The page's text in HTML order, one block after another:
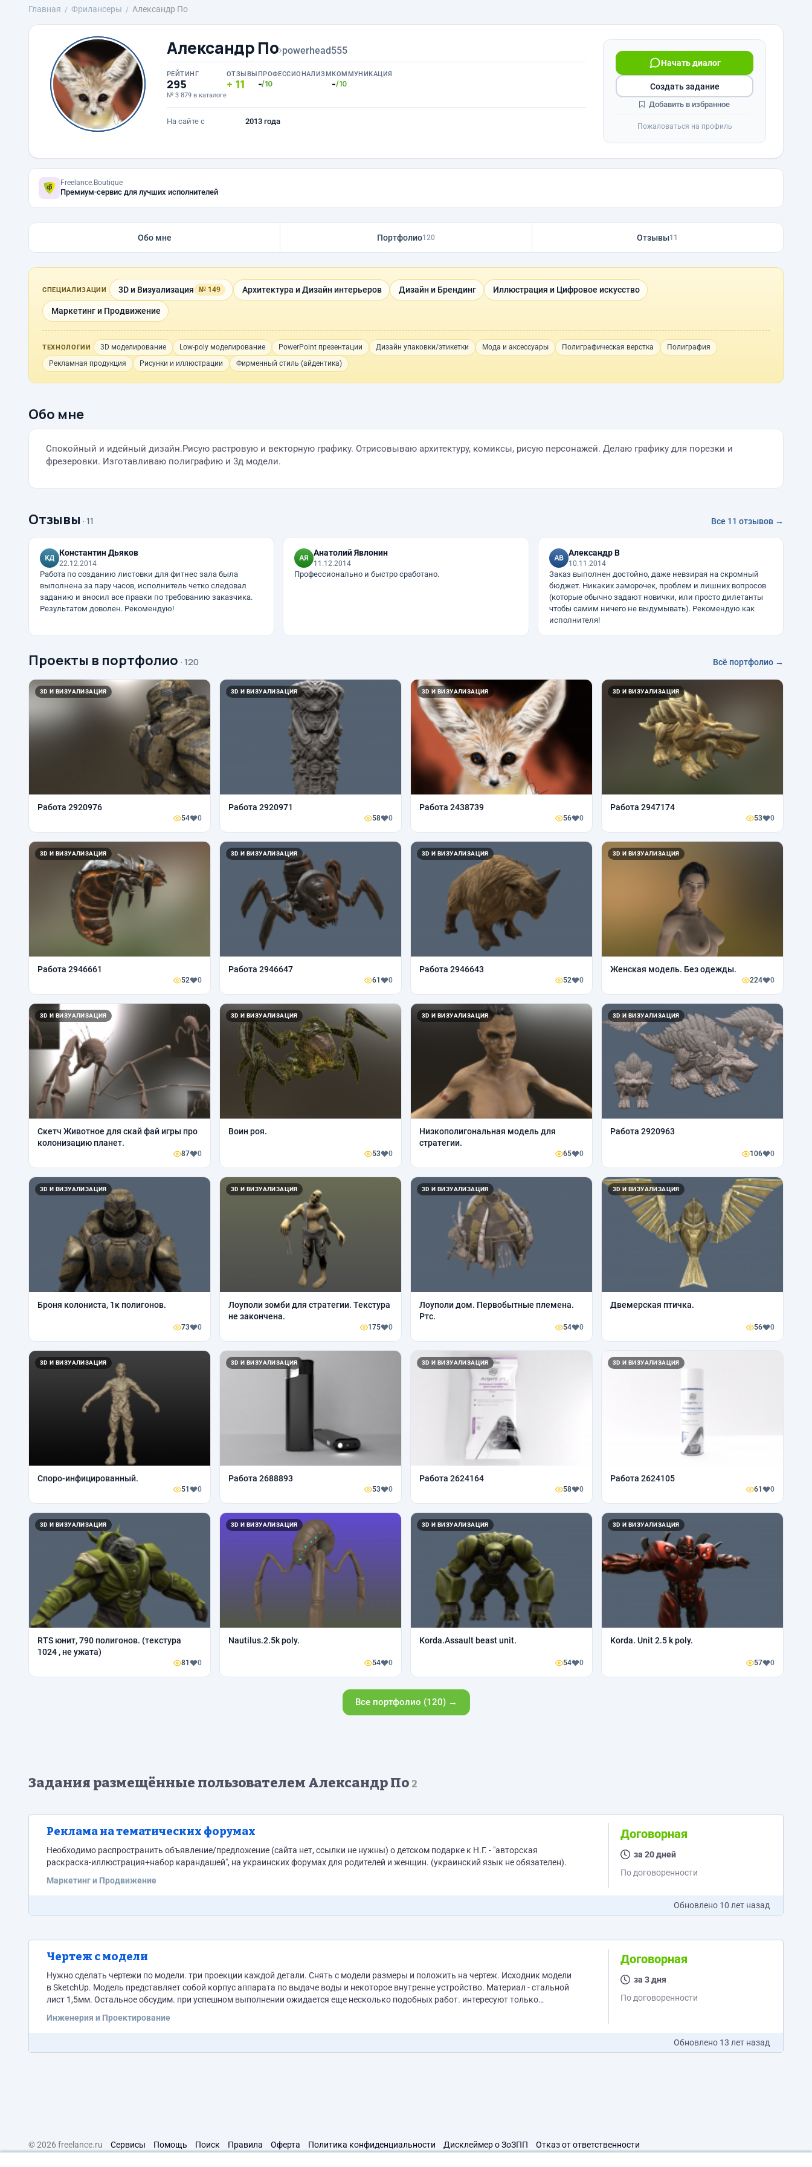
Главная Фрилансеры Александр По
Александр По›powerhead555
РЕЙТИНГ
295
№ 3 879 в каталоге
ОТЗЫВЫ
11
ПРОФЕССИОНАЛИЗМ
-/10
КОММУНИКАЦИЯ
-/10
На сайте с 2013 года
Начать диалог
Создать задание
Добавить в избранное
Пожаловаться на профиль
Freelance.Boutique
Премиум-сервис для лучших исполнителей
Обо мне Портфолио120 Отзывы11
СПЕЦИАЛИЗАЦИИ 3D и Визуализация № 149 Архитектура и Дизайн интерьеров Дизайн и Брендинг Иллюстрация и Цифровое искусство
Маркетинг и Продвижение
ТЕХНОЛОГИИ 3D моделирование Low-poly моделирование PowerPoint презентации Дизайн упаковки/этикетки Мода и аксессуары Полиграфическая верстка
Полиграфия
Рекламная продукция
Рисунки и иллюстрации Фирменный стиль (айдентика)
Обо мне
Спокойный и идейный дизайн.Рисую растровую и векторную графику. Отрисовываю архитектуру, комиксы, рисую персонажей. Делаю графику для порезки и
фрезеровки. Изготавливаю полиграфию и 3д модели.
Отзывы · 11 Все 11 отзывов →
Константин Дьяков
22.12.2014
Работа по созданию листовки для фитнес зала была
выполнена за пару часов, исполнитель четко следовал
заданию и вносил все правки по требованию заказчика.
Результатом доволен. Рекомендую!
Анатолий Явлонин
11.12.2014
Профессионально и быстро сработано.
Александр В
10.11.2014
Заказ выполнен достойно, даже невзирая на скромный
бюджет. Никаких заморочек, проблем и лишних вопросов
(которые обычно задают новички, или просто дилетанты
чтобы самим ничего не выдумывать). Рекомендую как
исполнителя!
Проекты в портфолио · 120 Всё портфолио →
3D И ВИЗУАЛИЗАЦИЯ
Работа 2920976
54 0
3D И ВИЗУАЛИЗАЦИЯ
Работа 2920971
58 0
3D И ВИЗУАЛИЗАЦИЯ
Работа 2438739
56 0
3D И ВИЗУАЛИЗАЦИЯ
Работа 2947174
53 0
3D И ВИЗУАЛИЗАЦИЯ
Работа 2946661
52 0
3D И ВИЗУАЛИЗАЦИЯ
Работа 2946647
61 0
3D И ВИЗУАЛИЗАЦИЯ
Работа 2946643
52 0
3D И ВИЗУАЛИЗАЦИЯ
Женская модель. Без одежды.
224 0
3D И ВИЗУАЛИЗАЦИЯ
Скетч Животное для скай фай игры про
колонизацию планет.
87 0
3D И ВИЗУАЛИЗАЦИЯ
Воин роя.
53 0
3D И ВИЗУАЛИЗАЦИЯ
Низкополигональная модель для
стратегии.
65 0
3D И ВИЗУАЛИЗАЦИЯ
Работа 2920963
106 0
3D И ВИЗУАЛИЗАЦИЯ
Броня колониста, 1к полигонов.
73 0
3D И ВИЗУАЛИЗАЦИЯ
Лоуполи зомби для стратегии. Текстура
не закончена.
175 0
3D И ВИЗУАЛИЗАЦИЯ
Лоуполи дом. Первобытные племена.
Ртс.
54 0
3D И ВИЗУАЛИЗАЦИЯ
Двемерская птичка.
56 0
3D И ВИЗУАЛИЗАЦИЯ
Споро-инфицированный.
51 0
3D И ВИЗУАЛИЗАЦИЯ
Работа 2688893
53 0
3D И ВИЗУАЛИЗАЦИЯ
Работа 2624164
58 0
3D И ВИЗУАЛИЗАЦИЯ
Работа 2624105
61 0
3D И ВИЗУАЛИЗАЦИЯ
RTS юнит, 790 полигонов. (текстура
1024 , не ужата)
81 0
3D И ВИЗУАЛИЗАЦИЯ
Nautilus.2.5k poly.
54 0
3D И ВИЗУАЛИЗАЦИЯ
Korda.Assault beast unit.
54 0
3D И ВИЗУАЛИЗАЦИЯ
Korda. Unit 2.5 k poly.
57 0
Все портфолио (120) →
Задания размещённые пользователем Александр По 2
Реклама на тематических форумах
Необходимо распространить объявление/предложение (сайта нет, ссылки не нужны) о детском подарке к Н.Г. - "авторская
раскраска-иллюстрация+набор карандашей", на украинских форумах для родителей и женщин. (украинский язык не обязателен).
Маркетинг и Продвижение
Договорная
за 20 дней
По договоренности
Обновлено 10 лет назад
Чертеж с модели
Нужно сделать чертежи по модели. три проекции каждой детали. Cнять с модели размеры и положить на чертеж. Исходник модели
в SketchUp. Модель представляет собой корпус аппарата по выдаче воды и некоторое внутренне устройство. Материал - стальной
лист 1,5мм. Остальное обсудим. при успешном выполнении ожидается еще несколько подобных работ. интересуют только
Инженерия и Проектирование
Договорная
за 3 дня
По договоренности
Обновлено 13 лет назад
© 2026 freelance.ru Сервисы Помощь Поиск Правила Оферта Политика конфиденциальности Дисклеймер о ЗоЗПП Отказ от ответственности